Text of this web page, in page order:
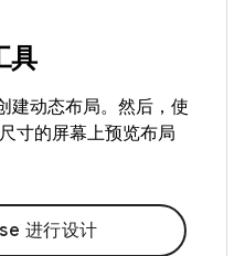
具
建动态布局。然后，使
寸的屏幕上预览布局
进行设计